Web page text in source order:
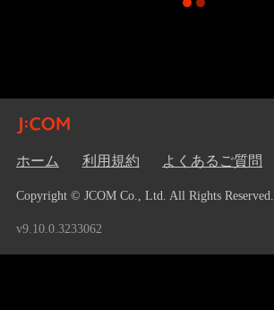
ホーム 利用規約 よくあるご質問
Copyright © JCOM Co., Ltd. All Rights Reserved.
v9.10.0.3233062